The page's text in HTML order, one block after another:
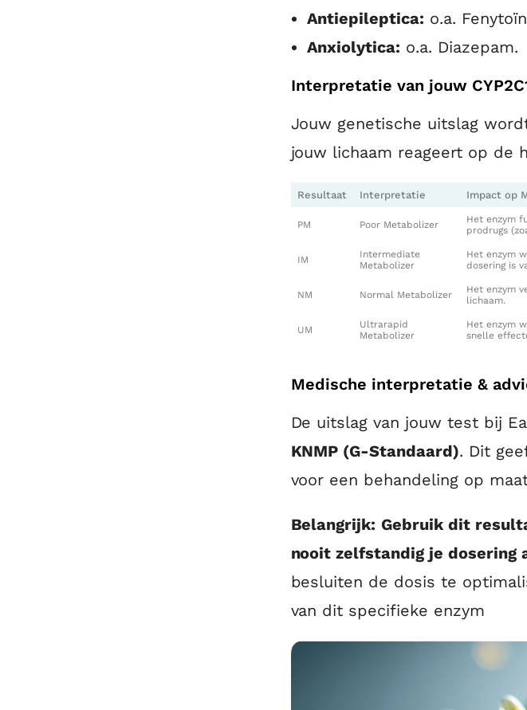
Antiepileptica: o.a.
Anxiolytica: o.a. Diazepam.
Interpretatie van jouw
Jouw genetische uitslag
jouw lichaam reageert op de
Resultaat Interpretatie Impact op
PM Poor Metabolizer
Het enzym
prodrugs
IM
Intermediate
Metabolizer
Het enzym
dosering is
NM Normal Metabolizer
Het enzym
lichaam.
UM
Ultrarapid
Metabolizer
Het enzym
snelle
Medische interpretatie &
De uitslag van jouw test bij
KNMP (G-Standaard). Dit
voor een behandeling op
Belangrijk: Gebruik dit
nooit zelfstandig je dosering
besluiten de dosis te
van dit specifieke enzym